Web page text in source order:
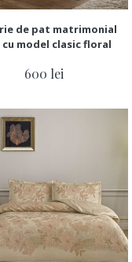
de pat matrimonial
cu model clasic floral
600 lei